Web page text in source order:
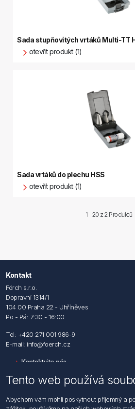
Sada stupňovitých vrtáků Multi-TT
otevřít produkt (1)
Sada vrtáků do plechu HSS
otevřít produkt (1)
1 - 20 z2 Produktů
Kontakt
Förch s.r.o.
Dopravní 1314/1
104 00 Praha 22 - Uhříněves
Po - Pá: 7:30 - 16:00
Tel: +420 271 001 986-9
E-mail: info@foerch.cz
Kontaktujte nás
Hledat
Tento web používá
Abychom vám mohli poskytnout příjemný a